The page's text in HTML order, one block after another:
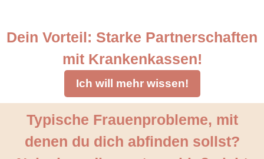
Dein Vorteil: Starke Partnerschaften
mit Krankenkassen!
Ich will mehr wissen!
Typische Frauenprobleme, mit
denen du dich abfinden sollst?